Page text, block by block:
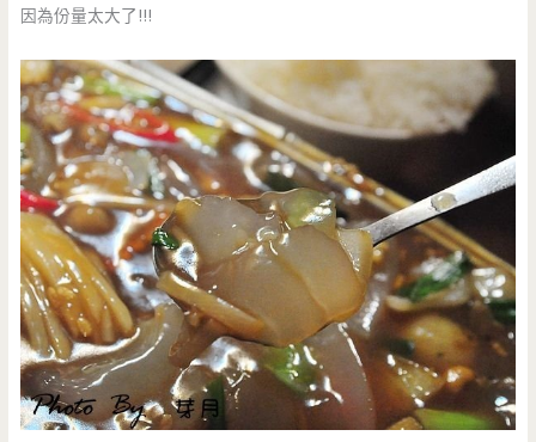
因為份量太大了!!!